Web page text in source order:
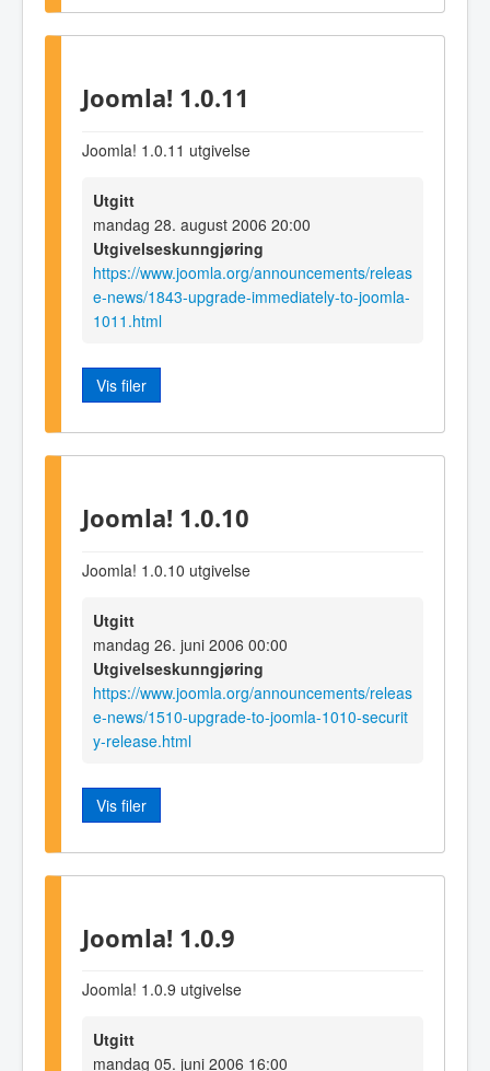
Joomla! 1.0.11
Joomla! 1.0.11 utgivelse
Utgitt
mandag 28. august 2006 20:00
Utgivelseskunngjøring
https://www.joomla.org/announcements/releas
e-news/1843-upgrade-immediately-to-joomla-
1011.html
Vis filer
Joomla! 1.0.10
Joomla! 1.0.10 utgivelse
Utgitt
mandag 26. juni 2006 00:00
Utgivelseskunngjøring
https://www.joomla.org/announcements/releas
e-news/1510-upgrade-to-joomla-1010-securit
y-release.html
Vis filer
Joomla! 1.0.9
Joomla! 1.0.9 utgivelse
Utgitt
mandag 05. juni 2006 16:00